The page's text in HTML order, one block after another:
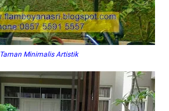
Taman Minimalis Artistik